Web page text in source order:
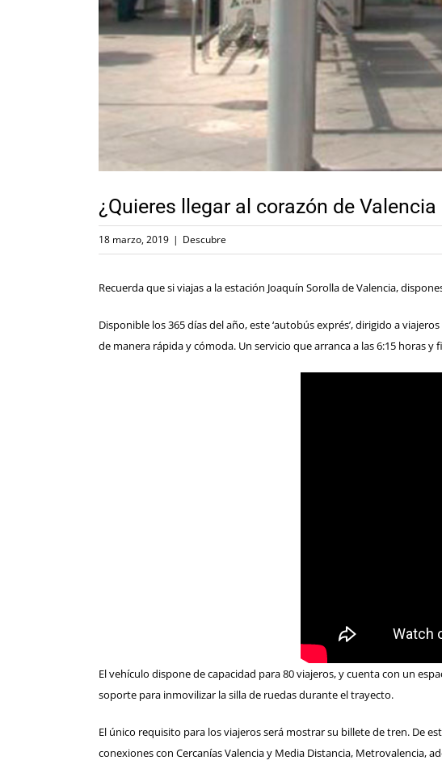
¿Quieres llegar al corazón de Valencia
18 marzo, 2019 | Descubre
Recuerda que si viajas a la estación Joaquín Sorolla de Valencia,
Disponible los 365 días del año, este ‘autobús exprés’, dirigido a
de manera rápida y cómoda. Un servicio que arranca a las 6:15 horas
El vehículo dispone de capacidad para 80 viajeros, y cuenta con un
soporte para inmovilizar la silla de ruedas durante el trayecto.
El único requisito para los viajeros será mostrar su billete de tren. De
conexiones con Cercanías Valencia y Media Distancia, Metrovalencia,